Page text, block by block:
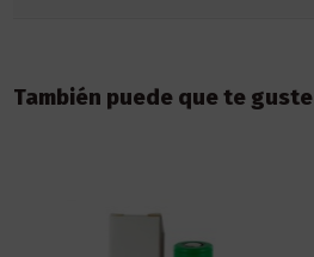
También puede que te guste